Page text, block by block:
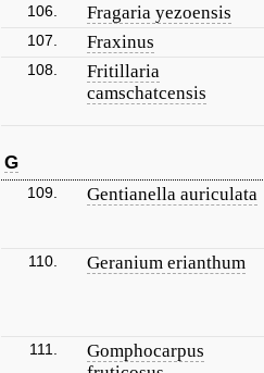
106. Fragaria yezoensis
107. Fraxinus
108.
Fritillaria
camschatcensis
G
109. Gentianella auriculata
110. Geranium erianthum
111.
Gomphocarpus